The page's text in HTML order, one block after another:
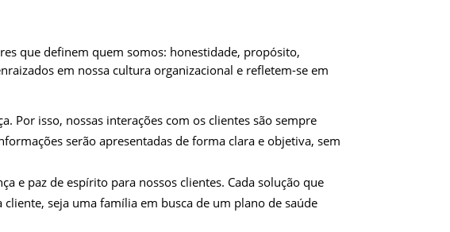
que definem quem somos: honestidade, propósito,
em nossa cultura organizacional e refletem-se em
Por isso, nossas interações com os clientes são sempre
serão apresentadas de forma clara e objetiva, sem
e paz de espírito para nossos clientes. Cada solução que
seja uma família em busca de um plano de saúde